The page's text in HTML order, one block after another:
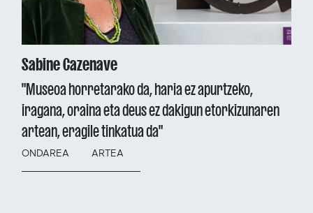
Sabine Cazenave
"Museoa horretarako da, haria ez apurtzeko,
iragana, oraina eta deus ez dakigun etorkizunaren
artean, eragile tinkatua da"
ONDAREA ARTEA